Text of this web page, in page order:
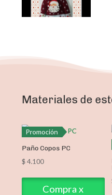
Materiales de
Promoción
Paño Copos PC
$ 4.100
Compra x